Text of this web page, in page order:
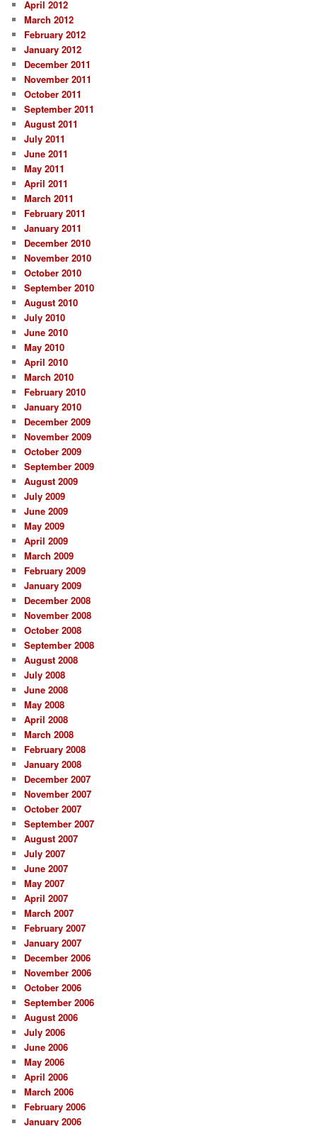
April 2012
March 2012
February 2012
January 2012
December 2011
November 2011
October 2011
September 2011
August 2011
July 2011
June 2011
May 2011
April 2011
March 2011
February 2011
January 2011
December 2010
November 2010
October 2010
September 2010
August 2010
July 2010
June 2010
May 2010
April 2010
March 2010
February 2010
January 2010
December 2009
November 2009
October 2009
September 2009
August 2009
July 2009
June 2009
May 2009
April 2009
March 2009
February 2009
January 2009
December 2008
November 2008
October 2008
September 2008
August 2008
July 2008
June 2008
May 2008
April 2008
March 2008
February 2008
January 2008
December 2007
November 2007
October 2007
September 2007
August 2007
July 2007
June 2007
May 2007
April 2007
March 2007
February 2007
January 2007
December 2006
November 2006
October 2006
September 2006
August 2006
July 2006
June 2006
May 2006
April 2006
March 2006
February 2006
January 2006